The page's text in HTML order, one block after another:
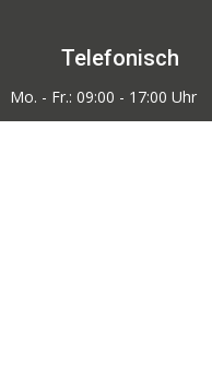
Telefonisch
Mo. - Fr.: 09:00 - 17:00 Uhr